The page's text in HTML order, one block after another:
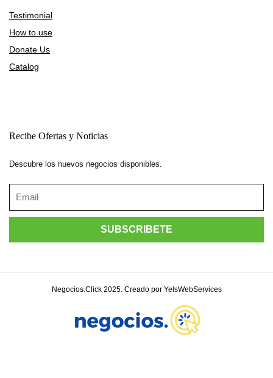
Testimonial
How to use
Donate Us
Catalog
Recibe Ofertas y Noticias
Descubre los nuevos negocios disponibles.
Negocios.Click 2025. Creado por YelsWebServices